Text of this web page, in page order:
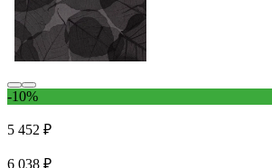
-10%
5 452 ₽
6 038 ₽